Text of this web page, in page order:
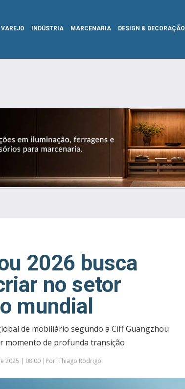
VAREJO INDÚSTRIA MARCENARIA DESIGN & DECORAÇÃO
2026 busca
no setor
mundial
de mobiliário segundo a Ciff Guangzhou
momento de profunda transição
2025 | 08:00 |Por: Thiago Rodrigo